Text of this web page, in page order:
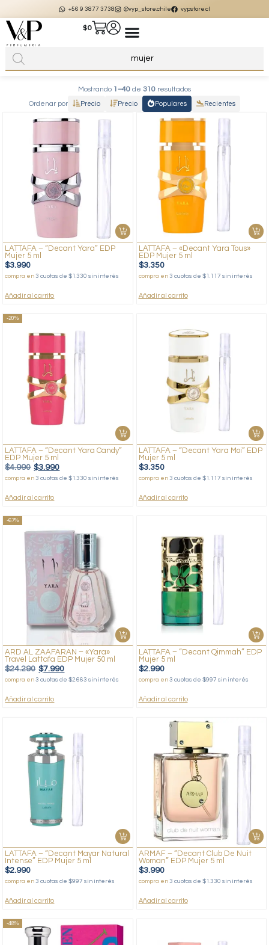
+56 9 3877 3738 @vyp_store.chile vypstore.cl
$0
Mostrando 1–40 de 310 resultados
Ordenar por
Precio Precio Populares Recientes
LATTAFA – “Decant Yara” EDP
Mujer 5 ml
$3.990
compra en3 cuotas de $1.330 sin interés
Añadir al carrito
LATTAFA – «Decant Yara Tous»
EDP Mujer 5 ml
$3.350
compra en 3 cuotas de $1.117 sin interés
Añadir al carrito
-20%
LATTAFA – “Decant Yara Candy”
EDP Mujer 5 ml
$4.990 $3.990
compra en3 cuotas de $1.330 sin interés
Añadir al carrito
LATTAFA – “Decant Yara Moi” EDP
Mujer 5 ml
$3.350
compra en 3 cuotas de $1.117 sin interés
Añadir al carrito
-67%
ARD AL ZAAFARAN – «Yara»
Travel Lattafa EDP Mujer 50 ml
$24.290 $7.990
compra en3 cuotas de $2.663 sin interés
Añadir al carrito
LATTAFA – “Decant Qimmah” EDP
Mujer 5 ml
$2.990
compra en 3 cuotas de $997 sin interés
Añadir al carrito
LATTAFA – “Decant Mayar Natural
Intense” EDP Mujer 5 ml
$2.990
compra en3 cuotas de $997 sin interés
Añadir al carrito
ARMAF – “Decant Club De Nuit
Woman” EDP Mujer 5 ml
$3.990
compra en 3 cuotas de $1.330 sin interés
Añadir al carrito
-48%